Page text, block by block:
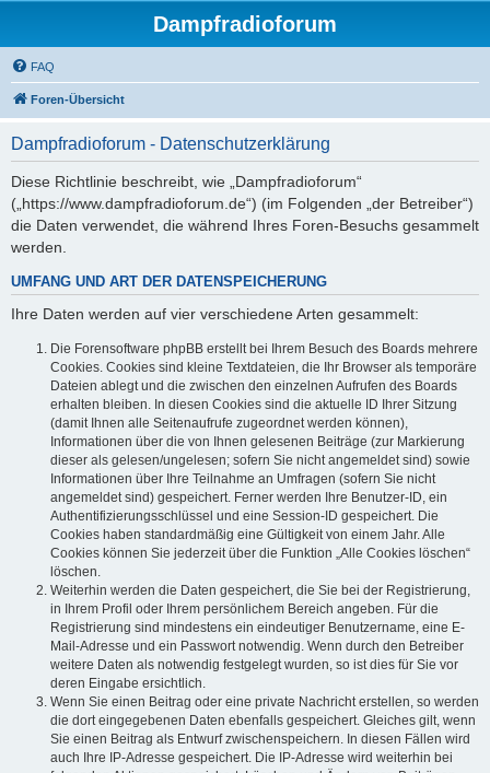
Dampfradioforum
FAQ
Foren-Übersicht
Dampfradioforum - Datenschutzerklärung
Diese Richtlinie beschreibt, wie „Dampfradioforum“
(„https://www.dampfradioforum.de“) (im Folgenden „der Betreiber“)
die Daten verwendet, die während Ihres Foren-Besuchs gesammelt
werden.
UMFANG UND ART DER DATENSPEICHERUNG
Ihre Daten werden auf vier verschiedene Arten gesammelt:
Die Forensoftware phpBB erstellt bei Ihrem Besuch des Boards mehrere
Cookies. Cookies sind kleine Textdateien, die Ihr Browser als temporäre
Dateien ablegt und die zwischen den einzelnen Aufrufen des Boards
erhalten bleiben. In diesen Cookies sind die aktuelle ID Ihrer Sitzung
(damit Ihnen alle Seitenaufrufe zugeordnet werden können),
Informationen über die von Ihnen gelesenen Beiträge (zur Markierung
dieser als gelesen/ungelesen; sofern Sie nicht angemeldet sind) sowie
Informationen über Ihre Teilnahme an Umfragen (sofern Sie nicht
angemeldet sind) gespeichert. Ferner werden Ihre Benutzer-ID, ein
Authentifizierungsschlüssel und eine Session-ID gespeichert. Die
Cookies haben standardmäßig eine Gültigkeit von einem Jahr. Alle
Cookies können Sie jederzeit über die Funktion „Alle Cookies löschen“
löschen.
Weiterhin werden die Daten gespeichert, die Sie bei der Registrierung,
in Ihrem Profil oder Ihrem persönlichem Bereich angeben. Für die
Registrierung sind mindestens ein eindeutiger Benutzername, eine E-
Mail-Adresse und ein Passwort notwendig. Wenn durch den Betreiber
weitere Daten als notwendig festgelegt wurden, so ist dies für Sie vor
deren Eingabe ersichtlich.
Wenn Sie einen Beitrag oder eine private Nachricht erstellen, so werden
die dort eingegebenen Daten ebenfalls gespeichert. Gleiches gilt, wenn
Sie einen Beitrag als Entwurf zwischenspeichern. In diesen Fällen wird
auch Ihre IP-Adresse gespeichert. Die IP-Adresse wird weiterhin bei